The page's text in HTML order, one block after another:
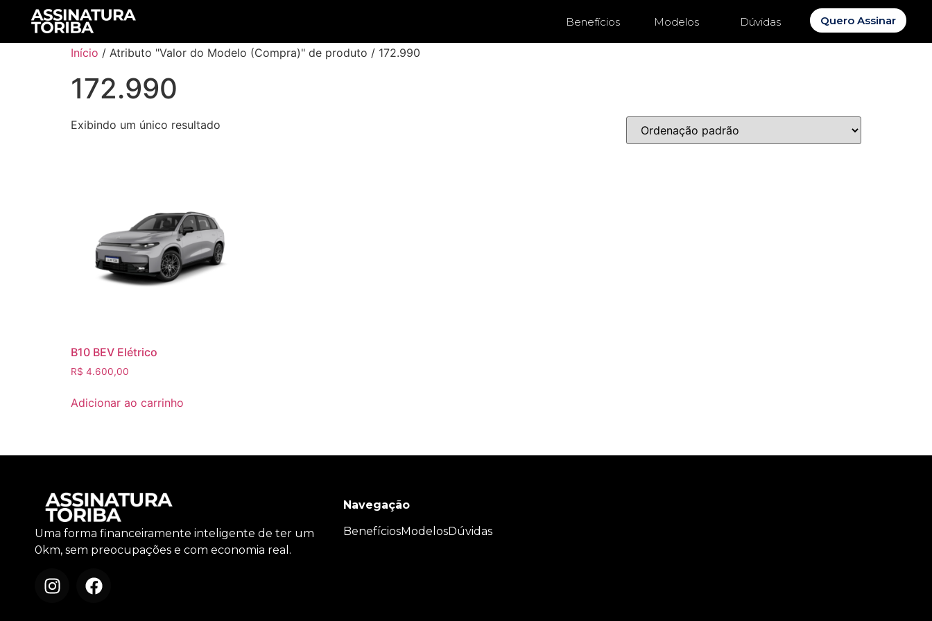
Benefícios Modelos Dúvidas Quero Assinar
Início / Atributo "Valor do Modelo (Compra)" de produto / 172.990
172.990
Exibindo um único resultado
B10 BEV Elétrico
R$ 4.600,00
Adicionar ao carrinho
Uma forma financeiramente inteligente de ter um
0km, sem preocupações e com economia real.
Navegação
BenefíciosModelosDúvidas